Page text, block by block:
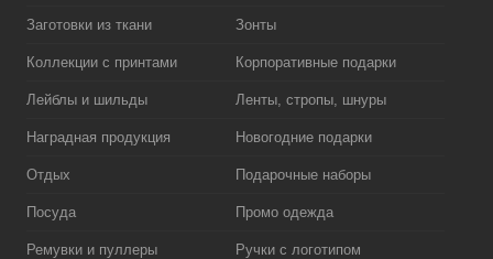
Заготовки из ткани Зонты
Коллекции с принтами Корпоративные подарки
Лейблы и шильды Ленты, стропы, шнуры
Наградная продукция Новогодние подарки
Отдых Подарочные наборы
Посуда Промо одежда
Ремувки и пуллеры Ручки с логотипом